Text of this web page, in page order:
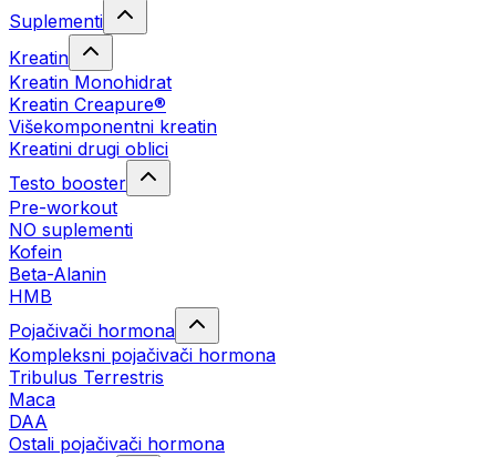
Suplementi
Kreatin
Kreatin Monohidrat
Kreatin Creapure®
Višekomponentni kreatin
Kreatini drugi oblici
Testo booster
Pre-workout
NO suplementi
Kofein
Beta-Alanin
HMB
Pojačivači hormona
Kompleksni pojačivači hormona
Tribulus Terrestris
Maca
DAA
Ostali pojačivači hormona